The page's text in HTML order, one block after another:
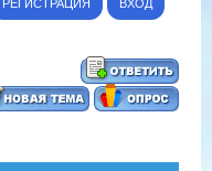
РЕГИСТРАЦИЯ ВХОД